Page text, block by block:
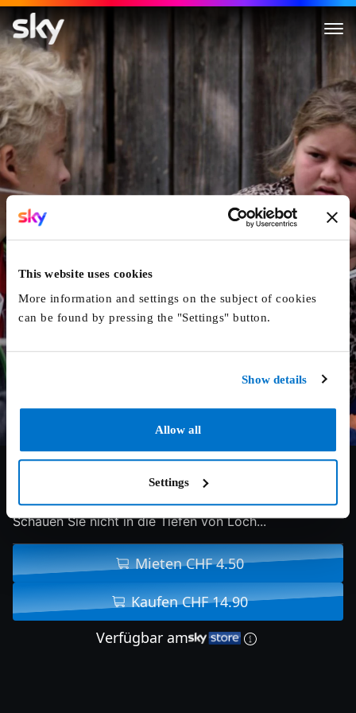
This website uses cookies
More information and settings on the subject of cookies
can be found by pressing the "Settings" button.
Show details
Allow all
Settings
Das Mädchen Vom Änziloch
2016 87 min
Schauen Sie nicht in die Tiefen von Loch...
Mieten CHF 4.50
Kaufen CHF 14.90
Verfügbar am